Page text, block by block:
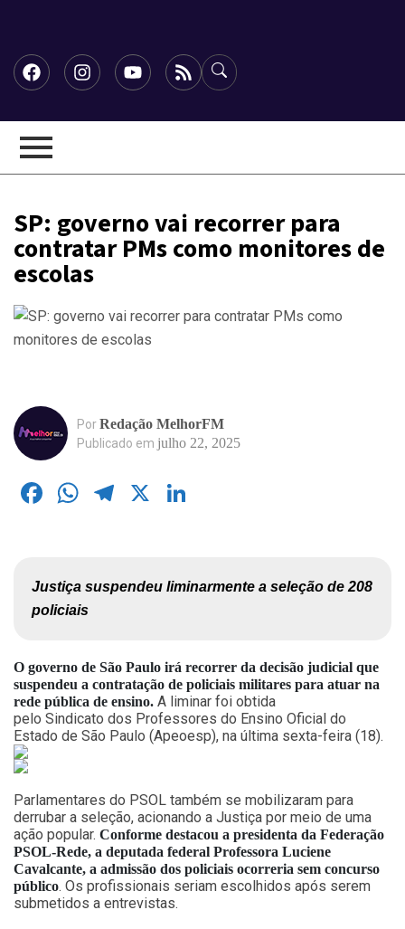
SP: governo vai recorrer para
contratar PMs como monitores de
escolas
PorRedação MelhorFM
Publicado em julho 22, 2025
Facebook
WhatsApp
Telegram
X
Justiça suspendeu liminarmente a seleção de 208
policiais
O governo de São Paulo irá recorrer da decisão judicial que
suspendeu a contratação de policiais militares para atuar na
rede pública de ensino. A liminar foi obtida
pelo Sindicato dos Professores do Ensino Oficial do
Estado de São Paulo (Apeoesp), na última sexta-feira (18).
Parlamentares do PSOL também se mobilizaram para
derrubar a seleção, acionando a Justiça por meio de uma
ação popular. Conforme destacou a presidenta da Federação
PSOL-Rede, a deputada federal Professora Luciene
Cavalcante, a admissão dos policiais ocorreria sem concurso
público. Os profissionais seriam escolhidos após serem
submetidos a entrevistas.